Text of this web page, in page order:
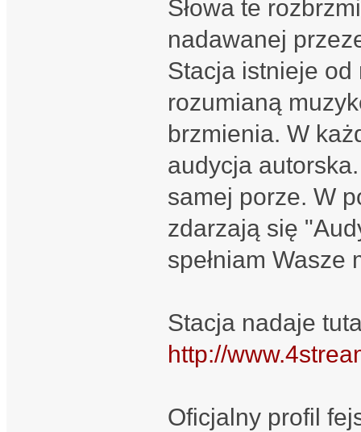
Słowa te
nadawanej
Stacja istnieje
rozumianą
brzmienia. W
audycja
samej porze. W
zdarzają się
spełniam Wasze
Stacja nadaje
http://
Oficjalny profil